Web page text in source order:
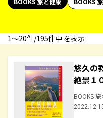
1〜20件/195件中 を表示
悠久の
絶景１
BOOKS